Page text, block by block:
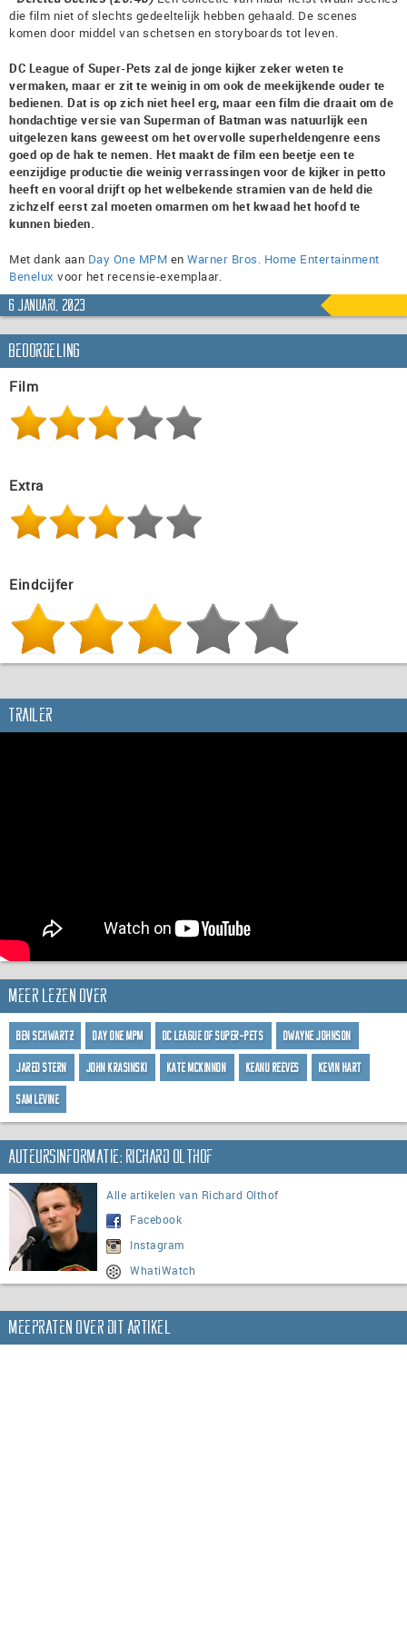
die film niet of slechts gedeeltelijk hebben gehaald. De scenes
komen door middel van schetsen en storyboards tot leven.
DC League of Super-Pets zal de jonge kijker zeker weten te
vermaken, maar er zit te weinig in om ook de meekijkende ouder te
bedienen. Dat is op zich niet heel erg, maar een film die draait om de
hondachtige versie van Superman of Batman was natuurlijk een
uitgelezen kans geweest om het overvolle superheldengenre eens
goed op de hak te nemen. Het maakt de film een beetje een te
eenzijdige productie die weinig verrassingen voor de kijker in petto
heeft en vooral drijft op het welbekende stramien van de held die
zichzelf eerst zal moeten omarmen om het kwaad het hoofd te
kunnen bieden.
Met dank aan Day One MPM en Warner Bros. Home Entertainment
Benelux voor het recensie-exemplaar.
6 januari, 2023
Beoordeling
Film
Extra
Eindcijfer
Trailer
Meer lezen over
Ben Schwartz Day One MPM DC League of Super-Pets Dwayne Johnson
Jared Stern John Krasinski Kate McKinnon Keanu Reeves Kevin Hart
Sam Levine
Auteursinformatie: Richard Olthof
Alle artikelen van Richard Olthof
Facebook
Instagram
WhatiWatch
Meepraten over dit artikel